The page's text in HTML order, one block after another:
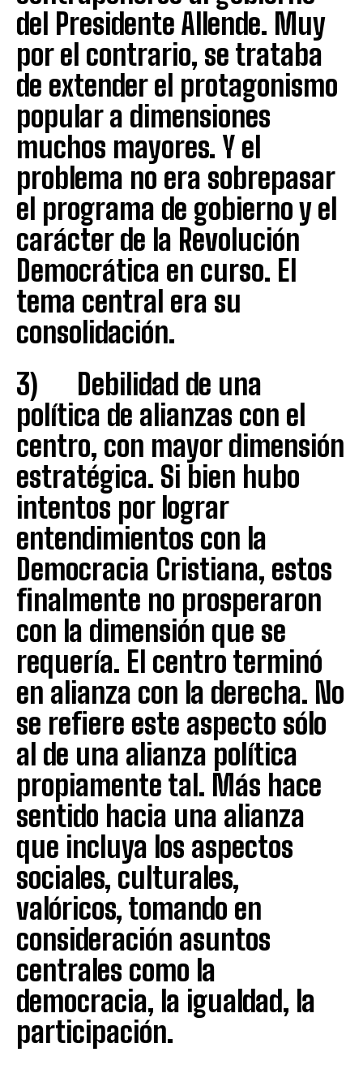
del Presidente Allende. Muy
por el contrario, se trataba
de extender el protagonismo
popular a dimensiones
muchos mayores. Y el
problema no era sobrepasar
el programa de gobierno y el
carácter de la Revolución
Democrática en curso. El
tema central era su
consolidación.
3) Debilidad de una
política de alianzas con el
centro, con mayor dimensión
estratégica. Si bien hubo
intentos por lograr
entendimientos con la
Democracia Cristiana, estos
finalmente no prosperaron
con la dimensión que se
requería. El centro terminó
en alianza con la derecha. No
se refiere este aspecto sólo
al de una alianza política
propiamente tal. Más hace
sentido hacia una alianza
que incluya los aspectos
sociales, culturales,
valóricos, tomando en
consideración asuntos
centrales como la
democracia, la igualdad, la
participación.